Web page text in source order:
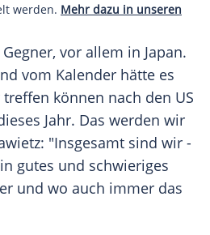
werden. Mehr dazu in unseren
vor allem in Japan.
vom Kalender hätte es
können nach den US
Jahr. Das werden wir
"Insgesamt sind wir -
gutes und schwieriges
und wo auch immer das